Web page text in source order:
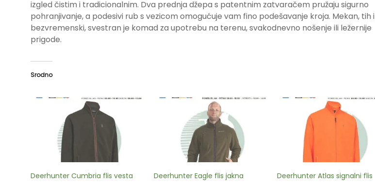
izgled čistim i tradicionalnim. Dva prednja džepa s patentnim zatvaračem pružaju sigurno
pohranjivanje, a podesivi rub s vezicom omogućuje vam fino podešavanje kroja. Mekan, tih i
bezvremenski, svestran je komad za upotrebu na terenu, svakodnevno nošenje ili ležernije
prigode.
Srodno
Deerhunter Cumbria flis vesta
Deerhunter Eagle flis jakna
Deerhunter Atlas signalni flis